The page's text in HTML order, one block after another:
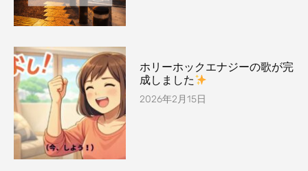
ホリーホックエナジーの歌が完
成しました
2026年2月15日